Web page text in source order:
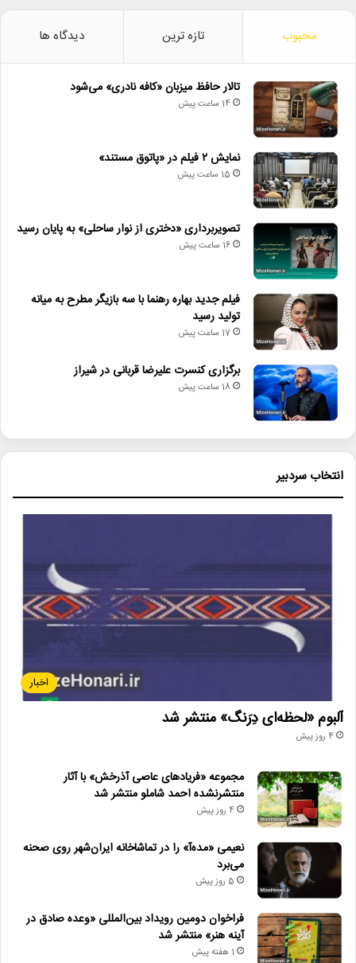
محبوب تازه ترین دیدگاه ها
تالار حافظ میزبان «کافه نادری» می‌شود
14 ساعت پیش
نمایش ۲ فیلم در «پاتوق مستند»
15 ساعت پیش
تصویربرداری «دختری از نوار ساحلی» به پایان رسید
16 ساعت پیش
فیلم جدید بهاره رهنما با سه بازیگر مطرح به میانه
تولید رسید
17 ساعت پیش
برگزاری کنسرت علیرضا قربانی در شیراز
18 ساعت پیش
انتخاب سردبیر
اخبار
آلبوم «لحظه‌ای دِرَنگ» منتشر شد
4 روز پیش
مجموعه «فریادهای عاصی آذرخش» با آثار
منتشرنشده احمد شاملو منتشر شد
4 روز پیش
نعیمی «مده‌آ» را در تماشاخانه ایران‌شهر روی صحنه
می‌برد
5 روز پیش
فراخوان دومین رویداد بین‌المللی «وعده صادق در
آینه هنر» منتشر شد
1 هفته پیش